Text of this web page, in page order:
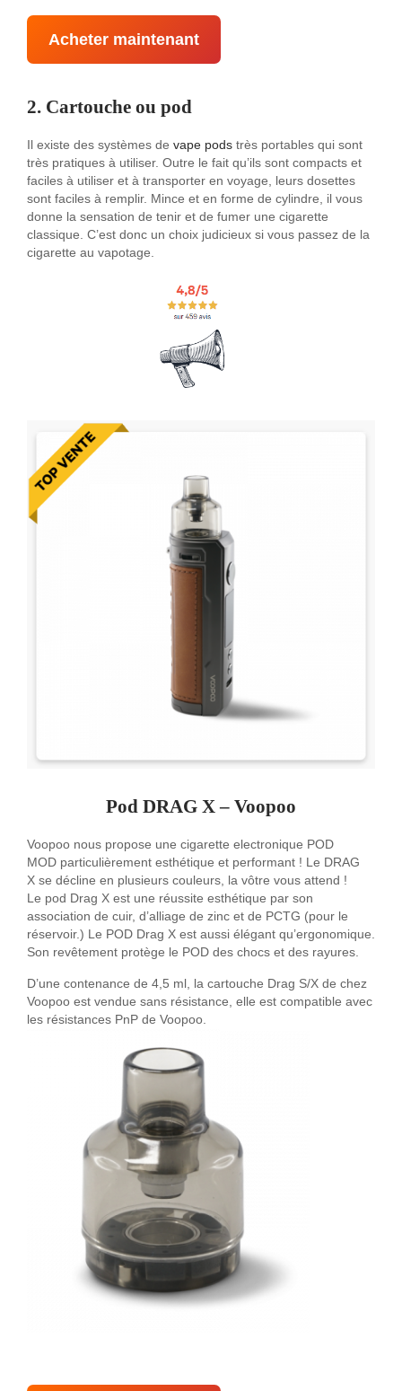
Acheter maintenant
2. Cartouche ou pod
Il existe des systèmes de vape pods très portables qui sont
très pratiques à utiliser. Outre le fait qu’ils sont compacts et
faciles à utiliser et à transporter en voyage, leurs dosettes
sont faciles à remplir. Mince et en forme de cylindre, il vous
donne la sensation de tenir et de fumer une cigarette
classique. C’est donc un choix judicieux si vous passez de la
cigarette au vapotage.
Pod DRAG X – Voopoo
Voopoo nous propose une cigarette electronique POD
MOD particulièrement esthétique et performant ! Le DRAG
X se décline en plusieurs couleurs, la vôtre vous attend !
Le pod Drag X est une réussite esthétique par son
association de cuir, d’alliage de zinc et de PCTG (pour le
réservoir.) Le POD Drag X est aussi élégant qu’ergonomique.
Son revêtement protège le POD des chocs et des rayures.
D’une contenance de 4,5 ml, la cartouche Drag S/X de chez
Voopoo est vendue sans résistance, elle est compatible avec
les résistances PnP de Voopoo.